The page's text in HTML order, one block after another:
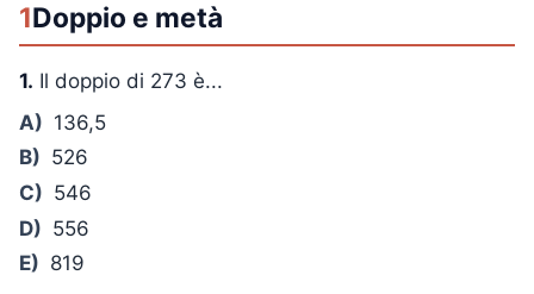
1Doppio e metà
1. Il doppio di 273 è...
A) 136,5
B) 526
C) 546
D) 556
E) 819